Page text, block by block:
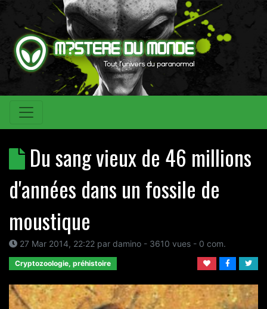
Du sang vieux de 46 millions
d'années dans un fossile de
moustique
27 Mar 2014, 22:22 par damino - 3610 vues - 0 com.
Cryptozoologie, préhistoire